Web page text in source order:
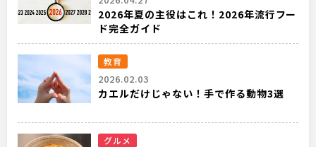
2026年夏の主役はこれ！2026年流行フー
ド完全ガイド
教育
2026.02.03
カエルだけじゃない！手で作る動物3選
グルメ